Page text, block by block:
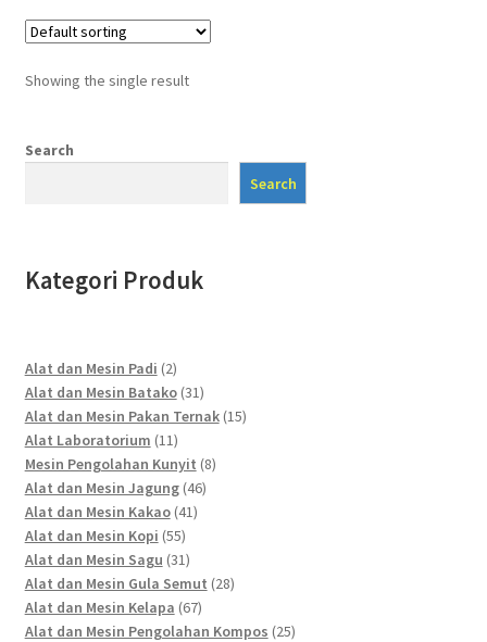
Showing the single result
Search
Search
Kategori Produk
Alat dan Mesin Padi 22
products
Alat dan Mesin Batako 3131
products
Alat dan Mesin Pakan Ternak 1515
Alat Laboratorium 1111
products
Mesin Pengolahan Kunyit 88
Alat dan Mesin Jagung 4646
Alat dan Mesin Kakao 4141
Alat dan Mesin Kopi 5555
products
Alat dan Mesin Sagu 3131
products
Alat dan Mesin Gula Semut 2828
Alat dan Mesin Kelapa 6767
products
Alat dan Mesin Pengolahan Kompos 2525